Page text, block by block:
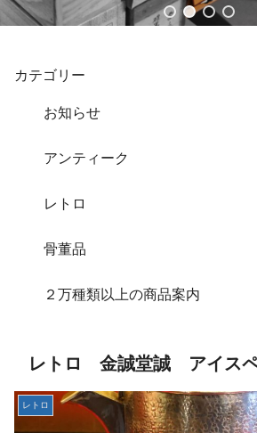
カテゴリー
お知らせ
アンティーク
レトロ
骨董品
２万種類以上の商品案内
レトロ 金誠堂誠 アイス
レトロ